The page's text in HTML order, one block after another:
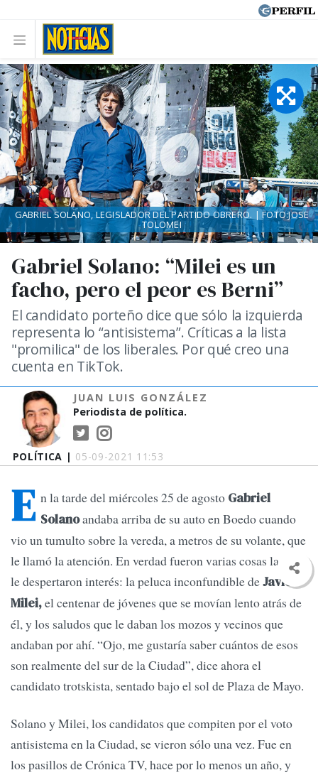
POLÍTICA | 05-09-2021 11:53
Gabriel Solano: “Milei es un
facho, pero el peor es Berni”
El candidato porteño dice que sólo la izquierda
representa lo “antisistema”. Críticas a la lista
"promilica" de los liberales. Por qué creo una
cuenta en TikTok.
JUAN LUIS GONZÁLEZ
Periodista de política.
GABRIEL SOLANO, LEGISLADOR DEL PARTIDO OBRERO. | FOTO:JOSE
TOLOMEI
E n la tarde del miércoles 25 de agosto Gabriel
Solanoandaba arriba de su auto en Boedo cuando
vio un tumulto sobre la vereda, a metros de su volante, que
le llamó la atención. En verdad fueron varias cosas las que
le despertaron interés: la peluca inconfundible deJavier
Milei,el centenar de jóvenes que se movían lento atrás de
él, y los saludos que le daban los mozos y vecinos que
andaban por ahí. “Ojo, me gustaría saber cuántos de esos
son realmente del sur de la Ciudad”, dice ahora el
candidato trotskista, sentado bajo el sol de Plaza de Mayo.
Solano y Milei, los candidatos que compiten por el voto
antisistema en la Ciudad, se vieron sólo una vez. Fue en
los pasillos de Crónica TV, hace por lo menos un año, y